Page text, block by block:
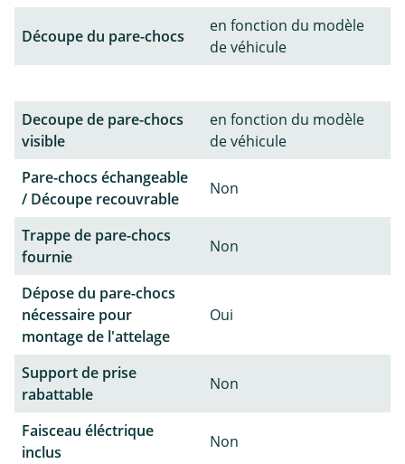
Découpe du pare-chocs
en fonction du modèle
de véhicule
Decoupe de pare-chocs
visible
en fonction du modèle
de véhicule
Pare-chocs échangeable
/ Découpe recouvrable
Non
Trappe de pare-chocs
fournie
Non
Dépose du pare-chocs
nécessaire pour
montage de l'attelage
Oui
Support de prise
rabattable
Non
Faisceau éléctrique
inclus
Non